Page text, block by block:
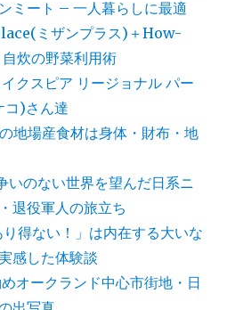
ミート – 一人暮らしに最適
ミザンプラス)＋How-
炊の野菜利用術
クスピア リージョナル パー
)さん達
地場産食材は身体・財布・地
のない世界を望んだ日系ニ
退役軍人の旅立ち
得ない！」は内在する大いな
感した体験談
オークランド中心市街地・日